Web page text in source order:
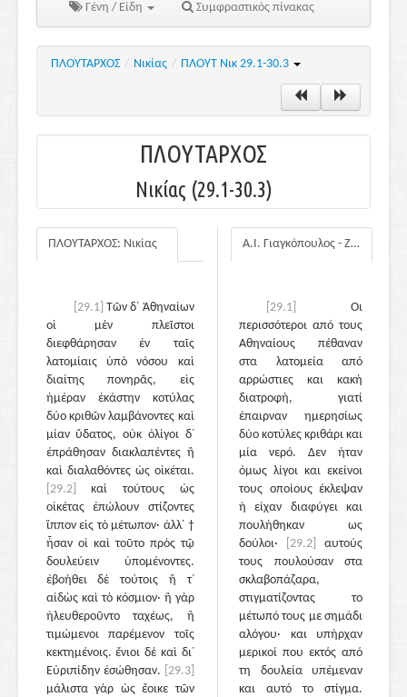
Γένη / Είδη Συμφραστικός πίνακας
ΠΛΟΥΤΑΡΧΟΣ / Νικίας / ΠΛΟΥΤ Νικ 29.1-30.3
ΠΛΟΥΤΑΡΧΟΣ
Νικίας (29.1-30.3)
ΠΛΟΥΤΑΡΧΟΣ: Νικίας
[29.1] Τῶν δ᾽ Ἀθηναίων
οἱ μὲν πλεῖστοι
διεφθάρησαν ἐν ταῖς
λατομίαις ὑπὸ νόσου καὶ
διαίτης πονηρᾶς, εἰς
ἡμέραν ἑκάστην κοτύλας
δύο κριθῶν λαμβάνοντες καὶ
μίαν ὕδατος, οὐκ ὀλίγοι δ᾽
ἐπράθησαν διακλαπέντες ἢ
καὶ διαλαθόντες ὡς οἰκέται.
[29.2]
καὶ τούτους ὡς
οἰκέτας ἐπώλουν στίζοντες
ἵππον εἰς τὸ μέτωπον· ἀλλ᾽ †
ἦσαν οἱ καὶ τοῦτο πρὸς τῷ
δουλεύειν ὑπομένοντες.
ἐβοήθει δὲ τούτοις ἥ τ᾽
αἰδὼς καὶ τὸ κόσμιον· ἢ γὰρ
ἠλευθεροῦντο ταχέως, ἢ
τιμώμενοι παρέμενον τοῖς
κεκτημένοις. ἔνιοι δὲ καὶ δι᾽
Εὐριπίδην ἐσώθησαν. [29.3]
μάλιστα γὰρ ὡς ἔοικε τῶν
Α.Ι. Γιαγκόπουλος - Ζ.Ε. Μαλαθούνη
[29.1]
Οι
περισσότεροι από τους
Αθηναίους πέθαναν
στα λατομεία από
αρρώστιες και κακή
διατροφή, γιατί
έπαιρναν ημερησίως
δύο κοτύλες κριθάρι και
μία νερό. Δεν ήταν
όμως λίγοι και εκείνοι
τους οποίους έκλεψαν
ή είχαν διαφύγει και
πουλήθηκαν ως
δούλοι·
[29.2]
αυτούς
τους πουλούσαν στα
σκλαβοπάζαρα,
στιγματίζοντας το
μέτωπό τους με σημάδι
αλόγου· και υπήρχαν
μερικοί που εκτός από
τη δουλεία υπέμεναν
και αυτό το στίγμα.